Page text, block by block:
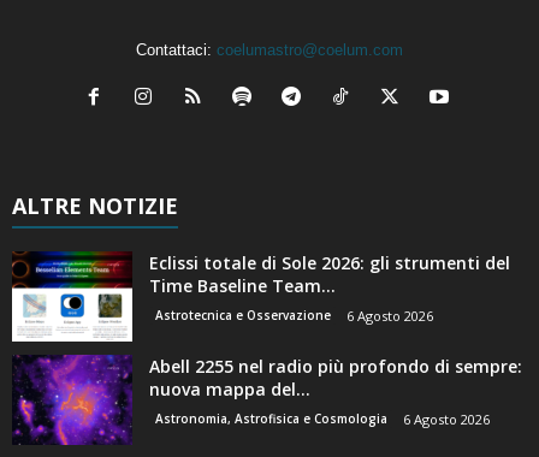
Contattaci: coelumastro@coelum.com
ALTRE NOTIZIE
Eclissi totale di Sole 2026: gli strumenti del
Time Baseline Team...
Astrotecnica e Osservazione 6 Agosto 2026
Abell 2255 nel radio più profondo di sempre:
nuova mappa del...
Astronomia, Astrofisica e Cosmologia 6 Agosto 2026